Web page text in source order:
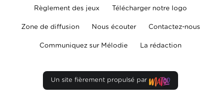
Règlement des jeux Télécharger notre logo
Zone de diffusion Nous écouter Contactez-nous
Communiquez sur Mélodie La rédaction
Un site fièrement propulsé par